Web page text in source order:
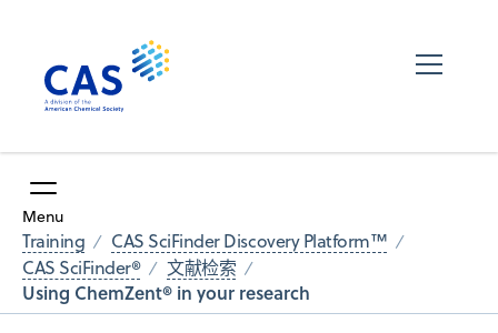
Menu
Training
CAS SciFinder Discovery Platform™
CAS SciFinder®
文献检索
Using ChemZent® in your research